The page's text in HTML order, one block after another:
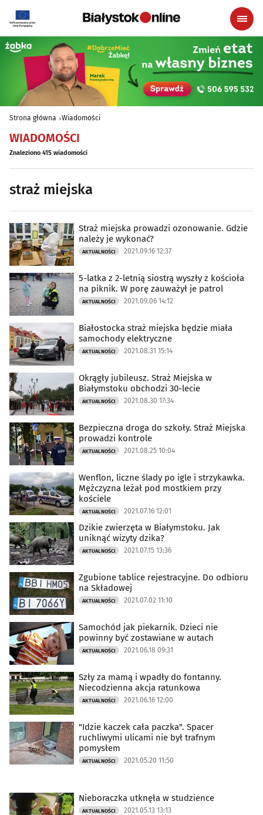
Strona główna Wiadomości
WIADOMOŚCI
Znaleziono 415 wiadomości
straż miejska
Straż miejska prowadzi ozonowanie. Gdzie
należy je wykonać?
AKTUALNOŚCI 2021.09.16 12:37
5-latka z 2-letnią siostrą wyszły z kościoła
na piknik. W porę zauważył je patrol
AKTUALNOŚCI 2021.09.06 14:12
Białostocka straż miejska będzie miała
samochody elektryczne
AKTUALNOŚCI 2021.08.31 15:14
Okrągły jubileusz. Straż Miejska w
Białymstoku obchodzi 30-lecie
AKTUALNOŚCI 2021.08.30 17:34
Bezpieczna droga do szkoły. Straż Miejska
prowadzi kontrole
AKTUALNOŚCI 2021.08.25 10:04
Wenflon, liczne ślady po igle i strzykawka.
Mężczyzna leżał pod mostkiem przy
kościele
AKTUALNOŚCI 2021.07.16 12:01
Dzikie zwierzęta w Białymstoku. Jak
uniknąć wizyty dzika?
AKTUALNOŚCI 2021.07.15 13:36
Zgubione tablice rejestracyjne. Do odbioru
na Składowej
AKTUALNOŚCI 2021.07.02 11:10
Samochód jak piekarnik. Dzieci nie
powinny być zostawiane w autach
AKTUALNOŚCI 2021.06.18 09:31
Szły za mamą i wpadły do fontanny.
Niecodzienna akcja ratunkowa
AKTUALNOŚCI 2021.06.16 12:00
"Idzie kaczek cała paczka". Spacer
ruchliwymi ulicami nie był trafnym
pomysłem
AKTUALNOŚCI 2021.05.20 11:50
Nieboraczka utknęła w studzience
AKTUALNOŚCI 2021.05.13 13:13